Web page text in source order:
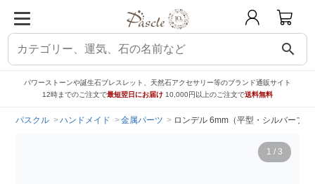
search
パワーストーンや誕生石ブレスレット、天然石アクセサリー等のブランド通販サイト
12時までのご注文で最短翌日にお届け 10,000円以上のご注文で送料無料
パスクル ハンドメイド 金属パーツ ロンデル 6mm（平型・シルバーブラ
1 / 3